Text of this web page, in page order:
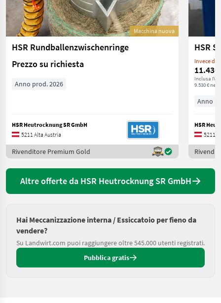
Macchina nuova
HSR Rundballenzwischenringe
Prezzo su richiesta
Anno prod. 2026
HSR Heutrocknung SR GmbH
5211 Alta Austria
Rivenditore Premium Gold
HSR
Invece di:
11.436
inclusa IVA
9.530 €
Anno
HSR
5211
Altre offerte da HSR Heutrocknung SR GmbH
Hai Meccanizzazione interna / Essiccatoio per fieno da
vendere?
Su Landwirt.com puoi raggiungere oltre 545.000 utenti registrati.
Pubblica gratis